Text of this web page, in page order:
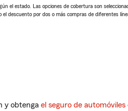
el estado. Las opciones de cobertura son
descuento por dos o más compras de diferentes
y obtenga el seguro de automóviles